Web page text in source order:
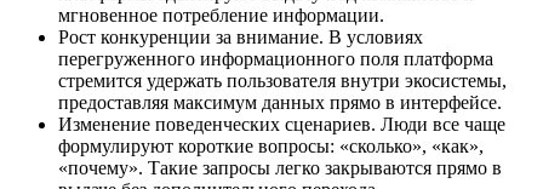
мгновенное потребление информации.
Рост конкуренции за внимание. В условиях
перегруженного информационного поля платформа
стремится удержать пользователя внутри экосистемы,
предоставляя максимум данных прямо в интерфейсе.
Изменение поведенческих сценариев. Люди все чаще
формулируют короткие вопросы: «сколько», «как»,
«почему». Такие запросы легко закрываются прямо в